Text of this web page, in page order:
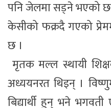
पनि जेलमा सड्ने भएको छ
केसीको फक्रदै गएको
छ ।
मृतक मल्ल स्थायी
अध्ययनरत थिइन् ।
बिद्यार्थी हुन् भने